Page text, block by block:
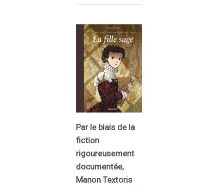
Par le biais de la
fiction
rigoureusement
documentée,
Manon Textoris